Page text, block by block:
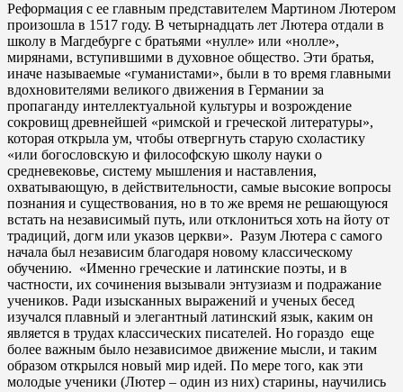
Реформация с ее главным представителем Мартином Лютером
произошла в 1517 году. В четырнадцать лет Лютера отдали в
школу в Магдебурге с братьями «нулле» или «нолле»,
мирянами, вступившими в духовное общество. Эти братья,
иначе называемые «гуманистами», были в то время главными
вдохновителями великого движения в Германии за
пропаганду интеллектуальной культуры и возрождение
сокровищ древнейшей «римской и греческой литературы»,
которая открыла ум, чтобы отвергнуть старую схоластику
«или богословскую и философскую школу науки о
средневековье, систему мышления и наставления,
охватывающую, в действительности, самые высокие вопросы
познания и существования, но в то же время не решающуюся
встать на независимый путь, или отклониться хоть на йоту от
традиций, догм или указов церкви». Разум Лютера с самого
начала был независим благодаря новому классическому
обучению. «Именно греческие и латинские поэты, и в
частности, их сочинения вызывали энтузиазм и подражание
учеников. Ради изысканных выражений и ученых бесед
изучался плавный и элегантный латинский язык, каким он
является в трудах классических писателей. Но гораздо еще
более важным было независимое движение мысли, и таким
образом открылся новый мир идей. По мере того, как эти
молодые ученики (Лютер – один из них) старины, научились